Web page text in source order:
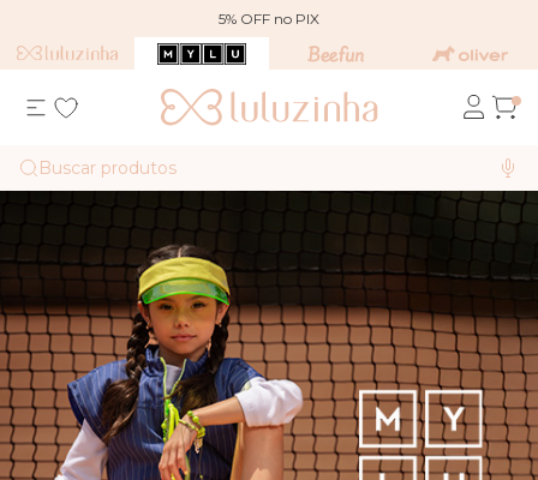
5% OFF no PIX
Buscar produtos
MYLU